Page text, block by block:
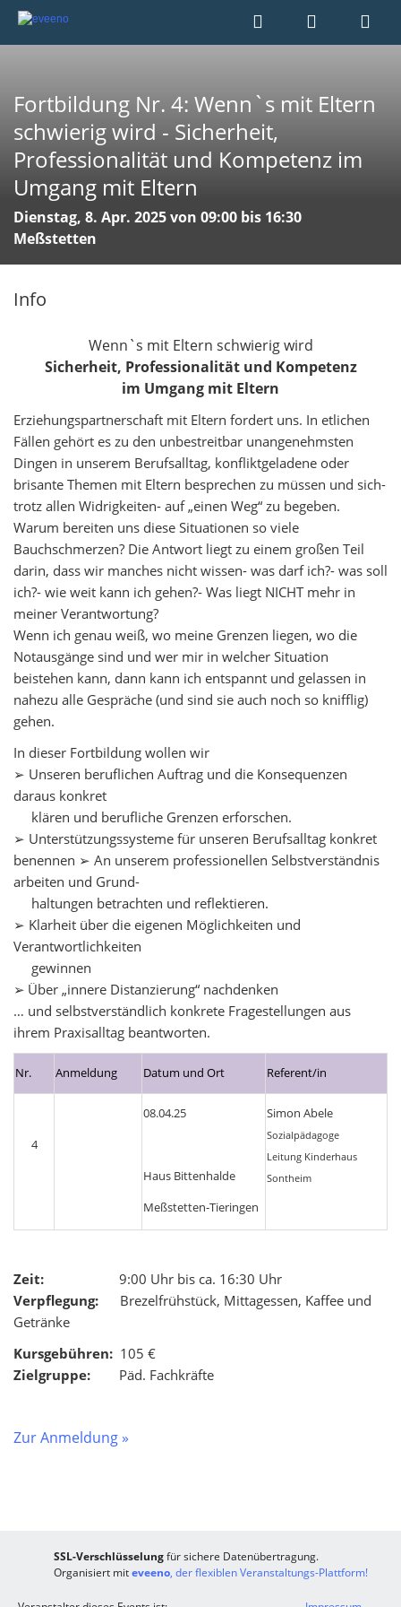
Fortbildung Nr. 4: Wenn`s mit Eltern
schwierig wird - Sicherheit,
Professionalität und Kompetenz im
Umgang mit Eltern
Dienstag, 8. Apr. 2025 von 09:00 bis 16:30
Meßstetten
Info
Wenn`s mit Eltern schwierig wird
Sicherheit, Professionalität und Kompetenz
im Umgang mit Eltern
Erziehungspartnerschaft mit Eltern fordert uns. In etlichen
Fällen gehört es zu den unbestreitbar unangenehmsten
Dingen in unserem Berufsalltag, konfliktgeladene oder
brisante Themen mit Eltern besprechen zu müssen und sich-
trotz allen Widrigkeiten- auf „einen Weg“ zu begeben.
Warum bereiten uns diese Situationen so viele
Bauchschmerzen? Die Antwort liegt zu einem großen Teil
darin, dass wir manches nicht wissen- was darf ich?- was soll
ich?- wie weit kann ich gehen?- Was liegt NICHT mehr in
meiner Verantwortung?
Wenn ich genau weiß, wo meine Grenzen liegen, wo die
Notausgänge sind und wer mir in welcher Situation
beistehen kann, dann kann ich entspannt und gelassen in
nahezu alle Gespräche (und sind sie auch noch so knifflig)
gehen.
In dieser Fortbildung wollen wir
➢ Unseren beruflichen Auftrag und die Konsequenzen
daraus konkret
klären und berufliche Grenzen erforschen.
➢ Unterstützungssysteme für unseren Berufsalltag konkret
benennen ➢ An unserem professionellen Selbstverständnis
arbeiten und Grund-
haltungen betrachten und reflektieren.
➢ Klarheit über die eigenen Möglichkeiten und
Verantwortlichkeiten
gewinnen
➢ Über „innere Distanzierung“ nachdenken
… und selbstverständlich konkrete Fragestellungen aus
ihrem Praxisalltag beantworten.
Nr. Anmeldung Datum und Ort Referent/in
4
08.04.25
Haus Bittenhalde
Meßstetten-Tieringen
Simon Abele
Sozialpädagoge
Leitung Kinderhaus
Sontheim
Zeit: 9:00 Uhr bis ca. 16:30 Uhr
Verpflegung: Brezelfrühstück, Mittagessen, Kaffee und
Getränke
Kursgebühren: 105 €
Zielgruppe: Päd. Fachkräfte
Zur Anmeldung »
SSL-Verschlüsselungfür sichere Datenübertragung.
Organisiert miteveeno, der flexiblen Veranstaltungs-Plattform!